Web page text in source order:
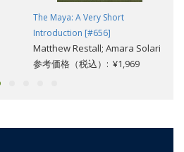
The Maya: A Very Short
Introduction [#656]
Matthew Restall; Amara Solari
参考価格（税込）: ¥1,969